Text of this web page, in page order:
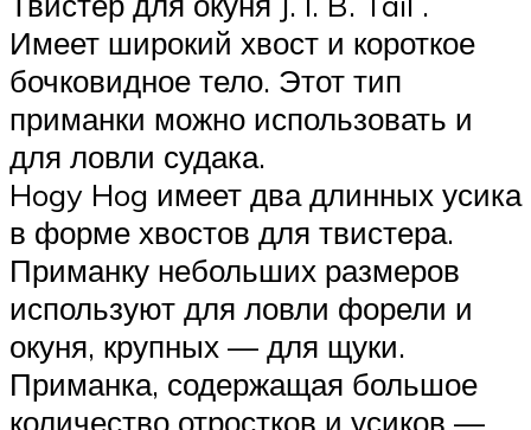
Имеет широкий хвост и короткое
бочковидное тело. Этот тип
приманки можно использовать и
для ловли судака.
Hogy Hog имеет два длинных усика
в форме хвостов для твистера.
Приманку небольших размеров
используют для ловли форели и
окуня, крупных — для щуки.
Приманка, содержащая большое
количество отростков и усиков —